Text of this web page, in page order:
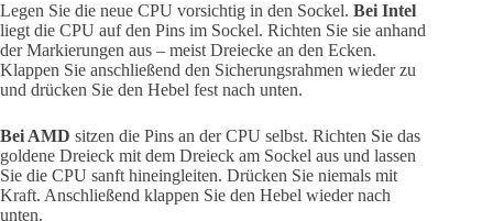
Legen Sie die neue CPU vorsichtig in den Sockel. Bei Intel
liegt die CPU auf den Pins im Sockel. Richten Sie sie anhand
der Markierungen aus – meist Dreiecke an den Ecken.
Klappen Sie anschließend den Sicherungsrahmen wieder zu
und drücken Sie den Hebel fest nach unten.
Bei AMD sitzen die Pins an der CPU selbst. Richten Sie das
goldene Dreieck mit dem Dreieck am Sockel aus und lassen
Sie die CPU sanft hineingleiten. Drücken Sie niemals mit
Kraft. Anschließend klappen Sie den Hebel wieder nach
unten.